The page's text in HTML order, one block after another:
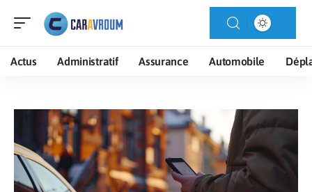
Actus Administratif Assurance Automobile